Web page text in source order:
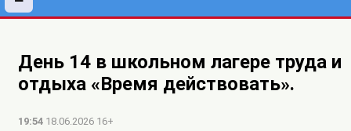
День 14 в школьном лагере труда и
отдыха «Время действовать».
19:54 18.06.2026 16+